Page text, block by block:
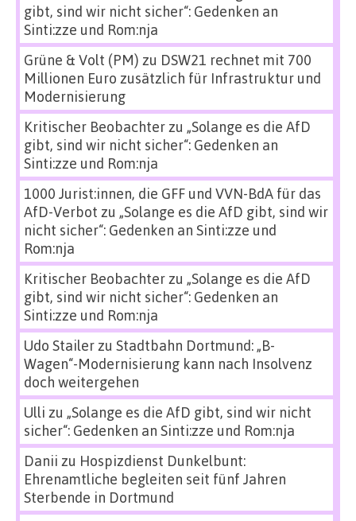
gibt, sind wir nicht sicher“: Gedenken an
Sinti:zze und Rom:nja
Grüne & Volt (PM) zu DSW21 rechnet mit 700
Millionen Euro zusätzlich für Infrastruktur und
Modernisierung
Kritischer Beobachterzu „Solange es die AfD
gibt, sind wir nicht sicher“: Gedenken an
Sinti:zze und Rom:nja
1000 Jurist:innen, die GFF und VVN-BdA für das
AfD-Verbot zu „Solange es die AfD gibt, sind wir
nicht sicher“: Gedenken an Sinti:zze und
Rom:nja
Kritischer Beobachterzu „Solange es die AfD
gibt, sind wir nicht sicher“: Gedenken an
Sinti:zze und Rom:nja
Udo Stailerzu Stadtbahn Dortmund: „B-
Wagen“-Modernisierung kann nach Insolvenz
doch weitergehen
Ulli zu „Solange es die AfD gibt, sind wir nicht
sicher“: Gedenken an Sinti:zze und Rom:nja
Danii zu Hospizdienst Dunkelbunt:
Ehrenamtliche begleiten seit fünf Jahren
Sterbende in Dortmund